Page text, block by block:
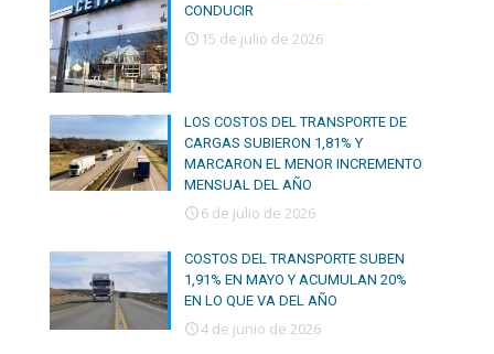
CONDUCIR
15 de julio de 2026
LOS COSTOS DEL TRANSPORTE DE
CARGAS SUBIERON 1,81% Y
MARCARON EL MENOR INCREMENTO
MENSUAL DEL AÑO
6 de julio de 2026
COSTOS DEL TRANSPORTE SUBEN
1,91% EN MAYO Y ACUMULAN 20%
EN LO QUE VA DEL AÑO
4 de junio de 2026